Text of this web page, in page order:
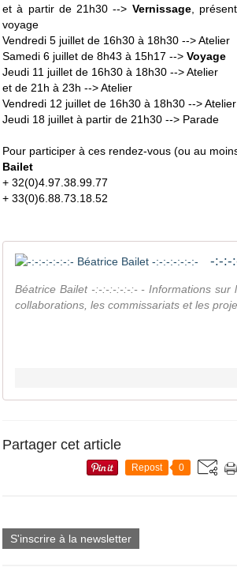
et à partir de 21h30 --> Vernissage,
voyage
Vendredi 5 juillet de 16h30 à 18h30 --> Atelier
Samedi 6 juillet de 8h43 à 15h17 --> Voyage
Jeudi 11 juillet de 16h30 à 18h30 --> Atelier
et de 21h à 23h --> Atelier
Vendredi 12 juillet de 16h30 à 18h30 --> Atelier
Jeudi 18 juillet à partir de 21h30 --> Parade
Pour participer à ces rendez-vous (ou au
Bailet
+ 32(0)4.97.38.99.77
+ 33(0)6.88.73.18.52
-:-:-
Béatrice Bailet -:-:-:-:-:-:- - Informations sur
collaborations, les commissariats et les
Partager cet article
Repost 0
S'inscrire à la newsletter